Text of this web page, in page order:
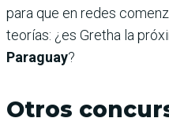
para que en redes
teorías: ¿es Gretha la
Paraguay?
Otros